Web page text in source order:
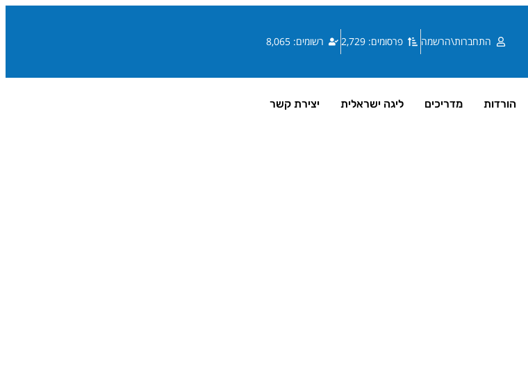
התחברות\הרשמה פרסומים: 2,729 רשומים: 8,065
הורדות מדריכים ליגה ישראלית יצירת קשר